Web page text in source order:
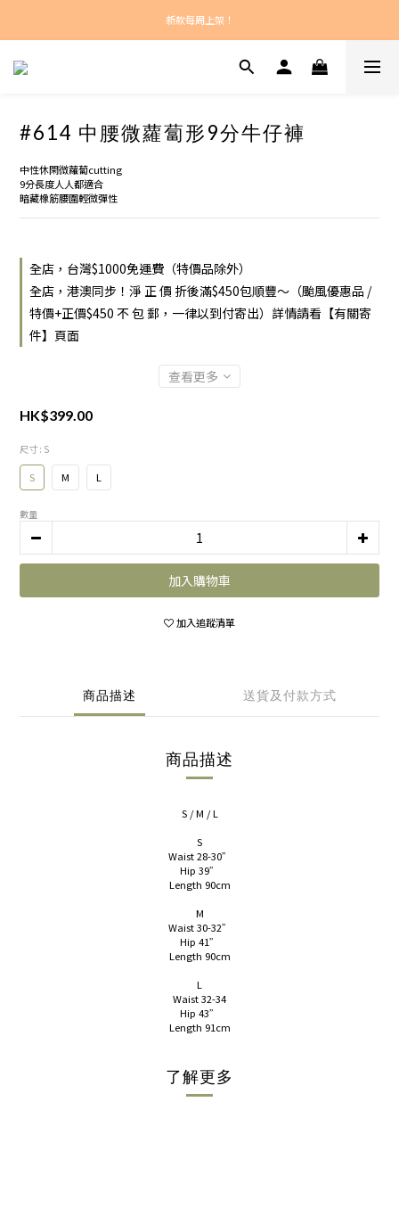
新款每周上架！
新款每周上架！
總計正價超過$450之訂單：港澳包郵！
#614 中腰微蘿蔔形9分牛仔褲
中性休閑微蘿蔔cutting
9分長度人人都適合
暗藏橡筋腰圍輕微彈性
全店，台灣$1000免運費（特價品除外）
全店，港澳同步！淨 正 價 折後滿$450包順豐～（颱風優惠品 /
特價+正價$450 不 包 郵，一律以到付寄出）詳情請看【有關寄
件】頁面
查看更多
HK$399.00
尺寸 : S
S M L
數量
加入購物車
加入追蹤清單
商品描述 送貨及付款方式
商品描述
S / M / L
S
Waist 28-30”
Hip 39”
Length 90cm
M
Waist 30-32”
Hip 41”
Length 90cm
L
Waist 32-34
Hip 43”
Length 91cm
了解更多